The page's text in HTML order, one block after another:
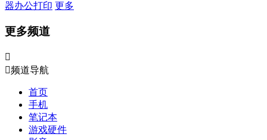
器办公打印 更多
更多频道

频道导航
首页
手机
笔记本
游戏硬件